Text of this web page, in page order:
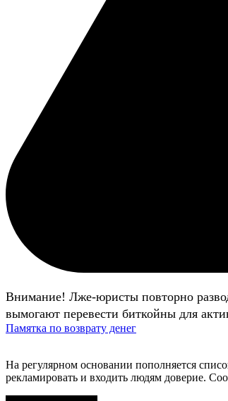
Внимание! Лже-юристы повторно
вымогают перевести биткойны для
Памятка по возврату денег
На регулярном основании пополняется
рекламировать и входить людям доверие.